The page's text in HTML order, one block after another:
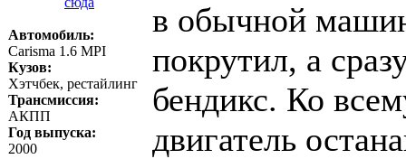
Автомобиль:
Carisma 1.6 MPI
Кузов:
Хэтчбек, рестайлинг
Трансмиссия:
АКПП
Год выпуска:
2000
в обычной
покрутил, а
бендикс. Ко
двигатель